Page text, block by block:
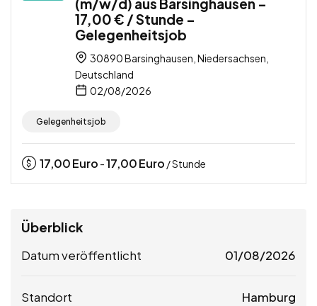
(m/w/d) aus Barsinghausen –
17,00 € / Stunde –
Gelegenheitsjob
30890 Barsinghausen, Niedersachsen,
Deutschland
02/08/2026
Gelegenheitsjob
17,00Euro -17,00Euro / Stunde
Überblick
Datum veröffentlicht 01/08/2026
Standort Hamburg